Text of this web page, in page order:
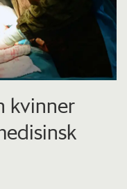
kvinner